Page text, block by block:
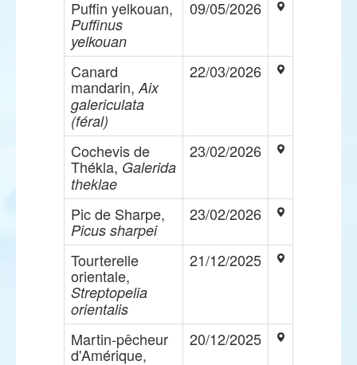
Puffin yelkouan,
Puffinus
yelkouan
09/05/2026
Canard
mandarin, Aix
galericulata
(féral)
22/03/2026
Cochevis de
Thékla, Galerida
theklae
23/02/2026
Pic de Sharpe,
Picus sharpei
23/02/2026
Tourterelle
orientale,
Streptopelia
orientalis
21/12/2025
Martin-pêcheur
d'Amérique,
20/12/2025